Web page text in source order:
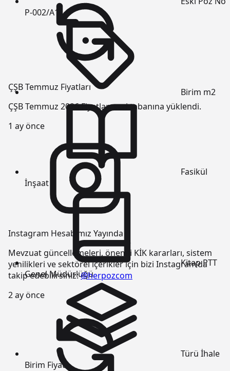
ÇŞB Temmuz Fiyatları
ÇŞB Temmuz 2026 Fiyatları veri tabanına yüklendi.
1 ay önce
Instagram Hesabımız Yayında
Mevzuat güncellemeleri, önemli KİK kararları, sistem
yenilikleri ve sektörel içerikler için bizi Instagram’da
takip edebilirsiniz:@herpozcom
2 ay önce
P-002/A1
Birim m2
Fasikül
İnşaat
Kitap PTT
Genel Müdürlüğü
Türü İhale
Birim Fiyatı